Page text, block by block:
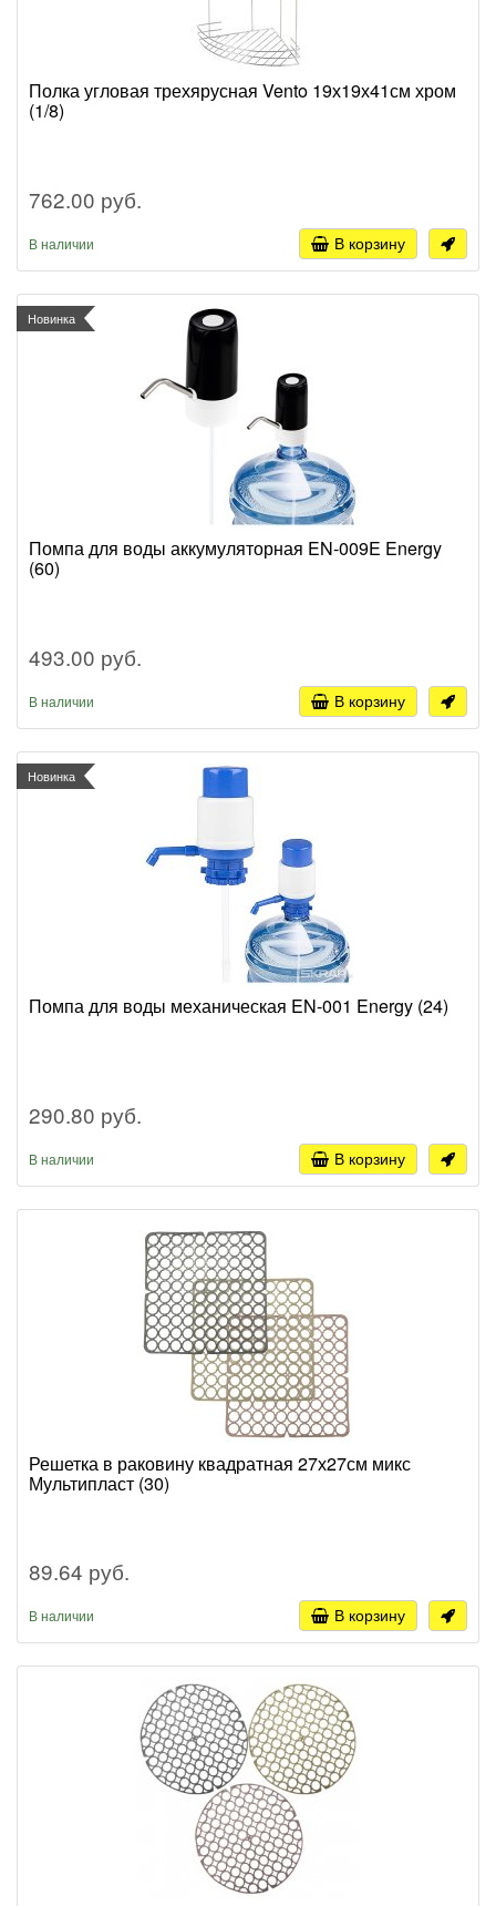
Полка угловая трехярусная Vento 19х19х41см хром
(1/8)
762.00 руб.
В наличии В корзину
Новинка
Помпа для воды аккумуляторная EN-009E Energy
(60)
493.00 руб.
В наличии В корзину
Новинка
Помпа для воды механическая EN-001 Energy (24)
290.80 руб.
В наличии В корзину
Решетка в раковину квадратная 27х27см микс
Мультипласт (30)
89.64 руб.
В наличии В корзину